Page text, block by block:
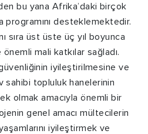
bu yana Afrika’daki birçok
programını desteklemektedir.
sıra üst üste üç yıl boyunca
mali katkılar sağladı.
güvenliğinin iyileştirilmesine ve
sahibi topluluk hanelerinin
olmak amacıyla önemli bir
genel amacı mültecilerin
iyileştirmek ve